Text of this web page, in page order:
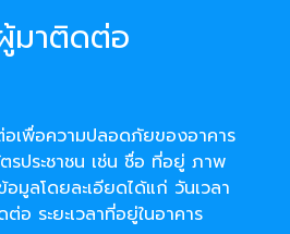
มาติดต่อ
เพื่อความปลอดภัยของอาคาร
รประชาชน เช่น ชื่อ ที่อยู่ ภาพ
มูลโดยละเอียดได้แก่ วันเวลา
อ ระยะเวลาที่อยู่ในอาคาร